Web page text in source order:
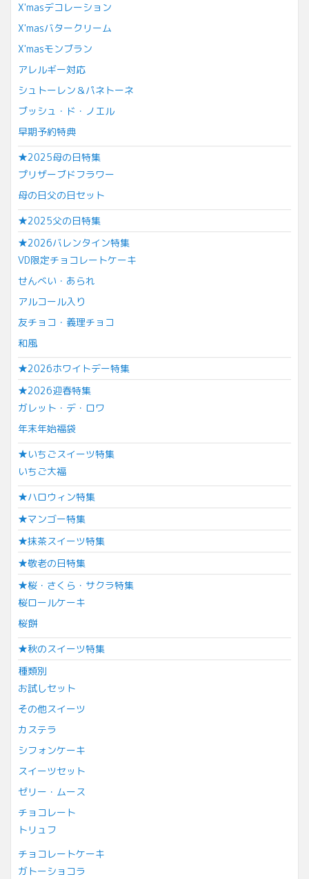
X'masデコレーション
X'masバタークリーム
X'masモンブラン
アレルギー対応
シュトーレン＆パネトーネ
ブッシュ・ド・ノエル
早期予約特典
★2025母の日特集
プリザーブドフラワー
母の日父の日セット
★2025父の日特集
★2026バレンタイン特集
VD限定チョコレートケーキ
せんべい・あられ
アルコール入り
友チョコ・義理チョコ
和風
★2026ホワイトデー特集
★2026迎春特集
ガレット・デ・ロワ
年末年始福袋
★いちごスイーツ特集
いちご大福
★ハロウィン特集
★マンゴー特集
★抹茶スイーツ特集
★敬老の日特集
★桜・さくら・サクラ特集
桜ロールケーキ
桜餅
★秋のスイーツ特集
種類別
お試しセット
その他スイーツ
カステラ
シフォンケーキ
スイーツセット
ゼリー・ムース
チョコレート
トリュフ
チョコレートケーキ
ガトーショコラ